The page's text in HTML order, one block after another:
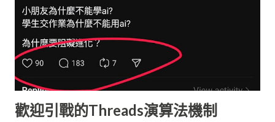
Javascript , AJAX ( JQuery ) App應用層 服務 : Google App
Engine (GAE) 技術 : Java, Java Server Page (JSP) 資料層 服務 :
Google Docs (文件), Google Spreadsheet (試算表) 技術/函式
庫 : Java, Google Data APIs 本篇文章將著重在介紹以Google
Spreadsheet 做為雲端資料庫， 其他主題將會陸續推出。 若對
Google API 與 Google App Engine 初步建置有興趣， 可以參
考之前文章： 佛心來著的 Google Data API – for JAVA 雲端的
歡迎引戰的Threads演算法機制